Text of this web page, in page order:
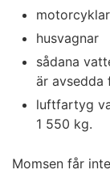
motorcyklar
husvagnar
sådana
är avsedda
luftfartyg
1 550 kg.
Momsen får